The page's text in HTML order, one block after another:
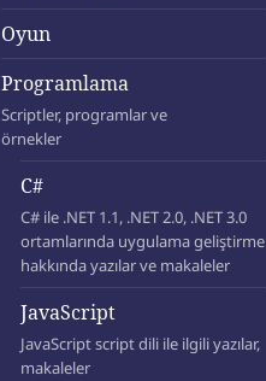
Oyun
Programlama
Scriptler, programlar ve
örnekler
C#
C# ile .NET 1.1, .NET 2.0, .NET 3.0
ortamlarında uygulama geliştirme
hakkında yazılar ve makaleler
JavaScript
JavaScript script dili ile ilgili yazılar,
makaleler